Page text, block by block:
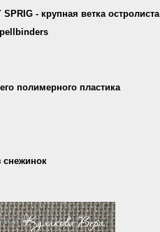
- крупная ветка остролиста
полимерного пластика
снежинок